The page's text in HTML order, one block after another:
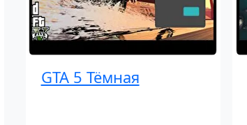
GTA 5 Тёмная